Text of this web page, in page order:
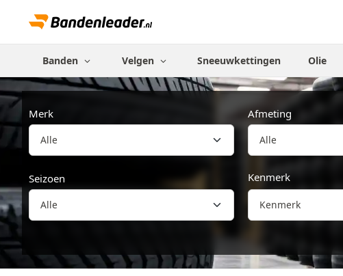
Banden Velgen Sneeuwkettingen Olie
Merk
Alle
Afmeting
Seizoen Kenmerk
Kenmerk